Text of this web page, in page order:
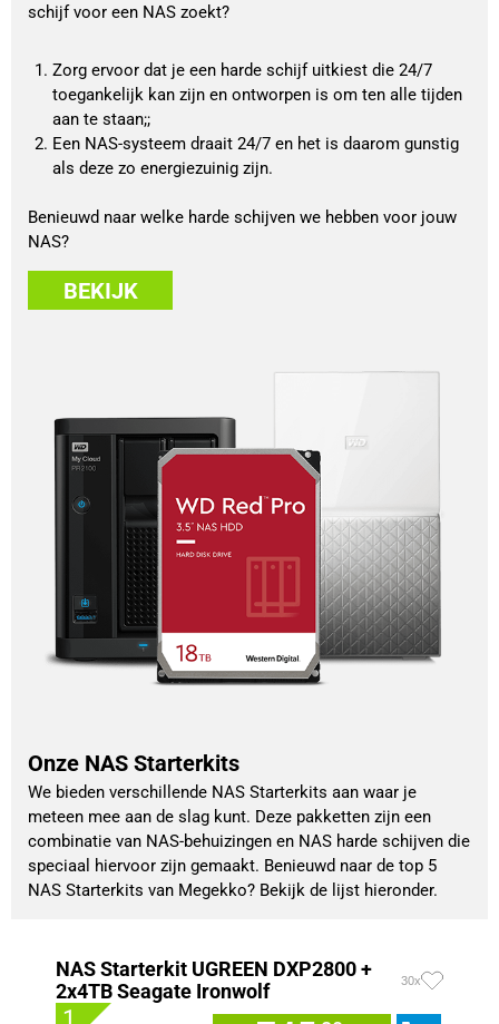
schijf voor een NAS zoekt?
Zorg ervoor dat je een harde schijf uitkiest die 24/7
toegankelijk kan zijn en ontworpen is om ten alle tijden
aan te staan;;
Een NAS-systeem draait 24/7 en het is daarom gunstig
als deze zo energiezuinig zijn.
Benieuwd naar welke harde schijven we hebben voor jouw
NAS?
BEKIJK
Onze NAS Starterkits
We bieden verschillende NAS Starterkits aan waar je
meteen mee aan de slag kunt. Deze pakketten zijn een
combinatie van NAS-behuizingen en NAS harde schijven die
speciaal hiervoor zijn gemaakt. Benieuwd naar de top 5
NAS Starterkits van Megekko? Bekijk de lijst hieronder.
NAS Starterkit UGREEN DXP2800 +
2x4TB Seagate Ironwolf
30x